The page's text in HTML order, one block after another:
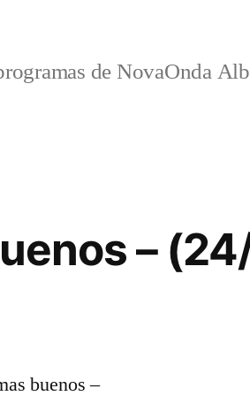
de NovaOnda
–
buenos –